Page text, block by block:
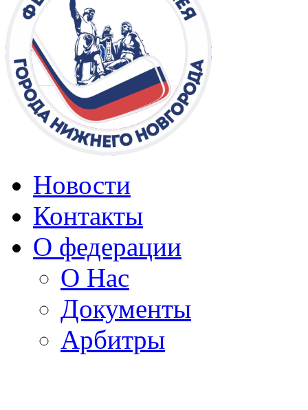
Новости
Контакты
О федерации
О Нас
Документы
Арбитры